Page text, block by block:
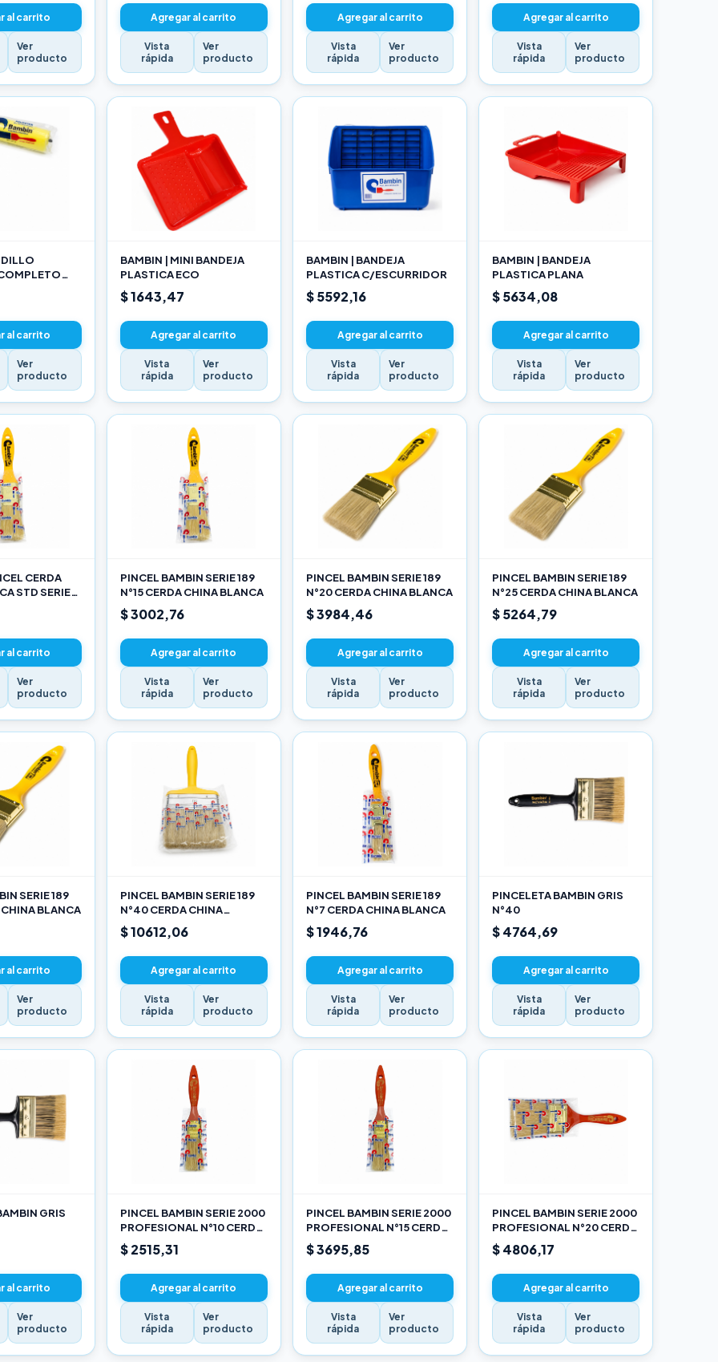
al carrito
Ver
producto
Agregar al carrito
Vista
rápida
Ver
producto
Agregar al carrito
Vista
rápida
Ver
producto
Agregar al carrito
Vista
rápida
Ver
producto
al carrito
Ver
producto
BAMBIN | MINI BANDEJA
PLASTICA ECO
$ 1643,47
Agregar al carrito
Vista
rápida
Ver
producto
BAMBIN | BANDEJA
PLASTICA C/ESCURRIDOR
$ 5592,16
Agregar al carrito
Vista
rápida
Ver
producto
BAMBIN | BANDEJA
PLASTICA PLANA
$ 5634,08
Agregar al carrito
Vista
rápida
Ver
producto
CERDA
STD SERIE
al carrito
Ver
producto
PINCEL BAMBIN SERIE 189
N°15 CERDA CHINA BLANCA
$ 3002,76
Agregar al carrito
Vista
rápida
Ver
producto
PINCEL BAMBIN SERIE 189
N°20 CERDA CHINA BLANCA
$ 3984,46
Agregar al carrito
Vista
rápida
Ver
producto
PINCEL BAMBIN SERIE 189
N°25 CERDA CHINA BLANCA
$ 5264,79
Agregar al carrito
Vista
rápida
Ver
producto
SERIE 189
BLANCA
al carrito
Ver
producto
PINCEL BAMBIN SERIE 189
N°40 CERDA CHINA
BLANCA
$ 10612,06
Agregar al carrito
Vista
rápida
Ver
producto
PINCEL BAMBIN SERIE 189
N°7 CERDA CHINA BLANCA
$ 1946,76
Agregar al carrito
Vista
rápida
Ver
producto
PINCELETA BAMBIN GRIS
N°40
$ 4764,69
Agregar al carrito
Vista
rápida
Ver
producto
GRIS
al carrito
Ver
producto
PINCEL BAMBIN SERIE 2000
PROFESIONAL N°10 CERDA
CHINA BLANCA
$ 2515,31
Agregar al carrito
Vista
rápida
Ver
producto
PINCEL BAMBIN SERIE 2000
PROFESIONAL N°15 CERDA
CHINA BLANCA
$ 3695,85
Agregar al carrito
Vista
rápida
Ver
producto
PINCEL BAMBIN SERIE 2000
PROFESIONAL N°20 CERDA
CHINA BLANCA
$ 4806,17
Agregar al carrito
Vista
rápida
Ver
producto